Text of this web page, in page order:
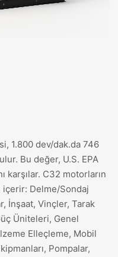
1.800 dev/dak.da 746
Bu değer, U.S. EPA
karşılar. C32 motorların
içerir: Delme/Sondaj
İnşaat, Vinçler, Tarak
Üniteleri, Genel
Elleçleme, Mobil
Pompalar,